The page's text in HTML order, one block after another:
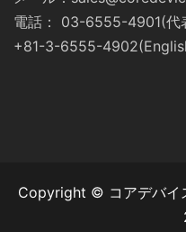
電話： 03-6555-4901(代
+81-3-6555-
Copyright © コアデバイ